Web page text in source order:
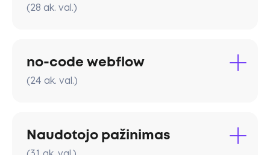
(28 ak. val.)
design thinking
no-code webflow
(24 ak. val.)
Naudotojo pažinimas